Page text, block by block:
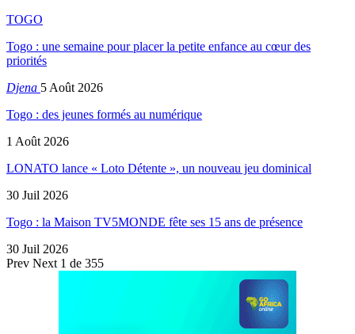
TOGO
Togo : une semaine pour placer la petite enfance au cœur des
priorités
Djena 5 Août 2026
Togo : des jeunes formés au numérique
1 Août 2026
LONATO lance « Loto Détente », un nouveau jeu dominical
30 Juil 2026
Togo : la Maison TV5MONDE fête ses 15 ans de présence
30 Juil 2026
Prev Next 1 de 355